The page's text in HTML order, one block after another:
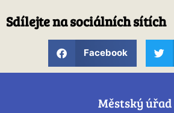
Sdílejte na sociálních sítích
Facebook
Městský úřad